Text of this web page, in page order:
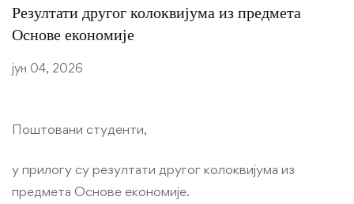
Резултати другог колоквијума из предмета
Основе економије
јун 04, 2026
Поштовани студенти,
у прилогу су резултати другог колоквијума из
предмета Основе економије.